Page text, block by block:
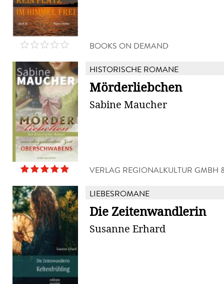
BOOKS ON DEMAND
HISTORISCHE ROMANE
Mörderliebchen
Sabine Maucher
VERLAG REGIONALKULTUR GMBH
LIEBESROMANE
Die Zeitenwandlerin
Susanne Erhard